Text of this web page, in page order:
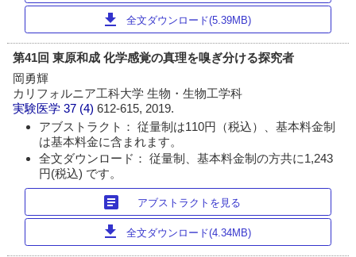
download 全文ダウンロード(5.39MB)
第41回 東原和成 化学感覚の真理を嗅ぎ分ける探究者
岡勇輝
カリフォルニア工科大学 生物・生物工学科
実験医学 37 (4)612-615, 2019.
アブストラクト： 従量制は110円（税込）、基本料金制
は基本料金に含まれます。
全文ダウンロード： 従量制、基本料金制の方共に1,243
円(税込) です。
article アブストラクトを見る
download 全文ダウンロード(4.34MB)